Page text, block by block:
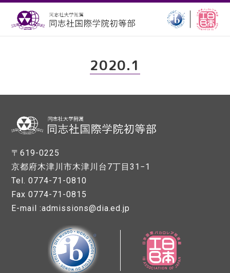
2020.1
〒619-0225
京都府木津川市木津川台7丁目31−1
Tel. 0774-71-0810
Fax 0774-71-0815
E-mail :admissions@dia.ed.jp